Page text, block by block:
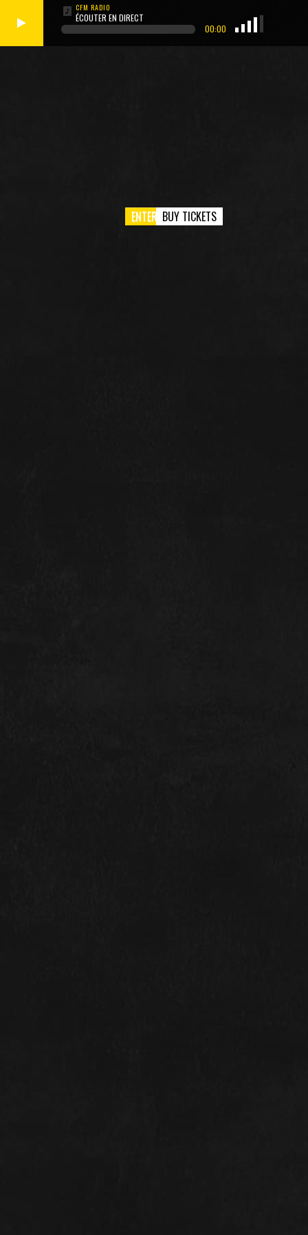
ENTER SITEBUY TICKETS
ÉCOUTER EN DIRECT
00:00